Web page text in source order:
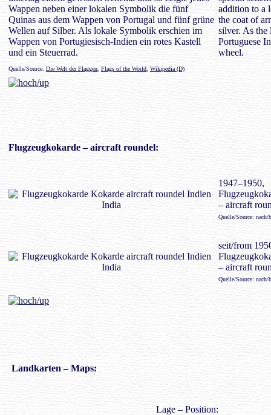
Wappen neben einer lokalen Symbolik die fünf
Quinas aus dem Wappen von Portugal und fünf grüne
Wellen auf Silber. Als lokale Symbolik erschien im
Wappen von Portugiesisch-Indien ein rotes Kastell
und ein Steuerrad.
addition to a
the coat of
silver. As the
Portuguese
wheel.
Quelle/Source: Die Welt der Flaggen Flags of the World Wikipedia (D)
Flugzeugkokarde– aircraft roundel:
1947–1950,
– aircraft
Quelle/Source:
seit/from
– aircraft
Quelle/Source:
Landkarten – Maps:
Lage – Position: